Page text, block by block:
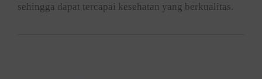
sehingga dapat tercapai kesehatan yang berkualitas.